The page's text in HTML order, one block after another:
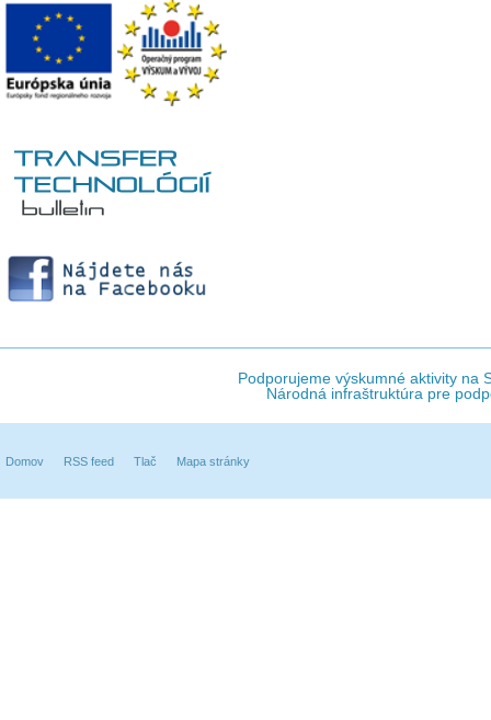
Podporujeme výskumné aktivity na
Národná infraštruktúra pre
Domov RSS feed Tlač Mapa stránky